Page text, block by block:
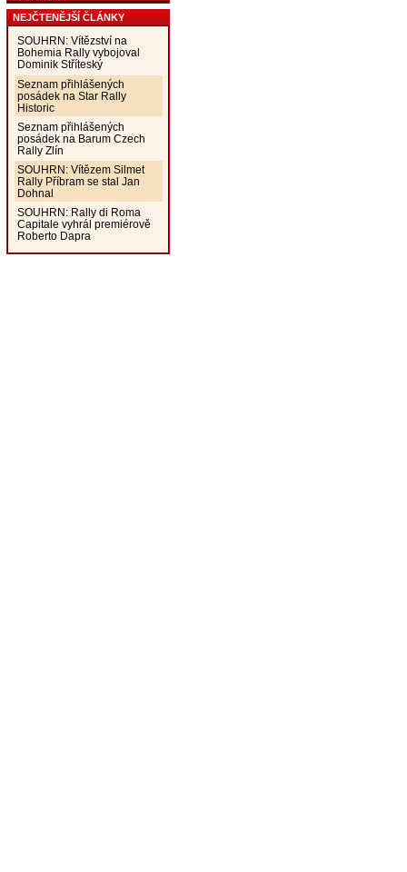
NEJČTENĚJŠÍ ČLÁNKY
SOUHRN: Vítězství na
Bohemia Rally vybojoval
Dominik Stříteský
Seznam přihlášených
posádek na Star Rally
Historic
Seznam přihlášených
posádek na Barum Czech
Rally Zlín
SOUHRN: Vítězem Silmet
Rally Příbram se stal Jan
Dohnal
SOUHRN: Rally di Roma
Capitale vyhrál premiérově
Roberto Dapra